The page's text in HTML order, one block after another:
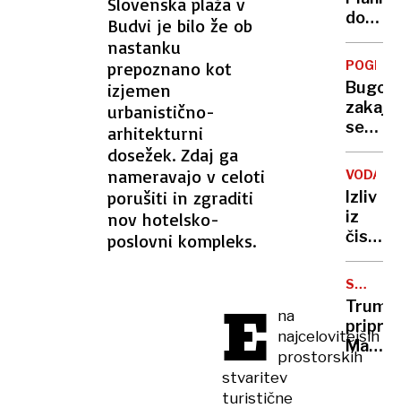
Budvi je bilo že ob
nastanku
prepoznano kot
izjemen
urbanistično-
arhitekturni
dosežek. Zdaj ga
nameravajo v celoti
porušiti in zgraditi
nov hotelsko-
poslovni kompleks.
E
na
najcelovitejših
prostorskih
stvaritev
turistične
takoj
do
270
znan
zakaj
se
ljudje
ideje,
da
v
resnici
VODA
Izliv
iz
potok
v
Z
Trump
izvzeti